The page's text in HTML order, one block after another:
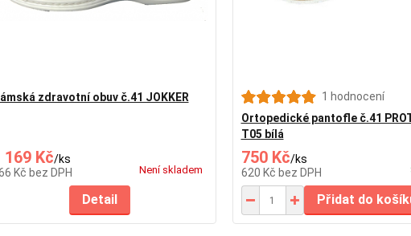
zdravotní obuv č.41 JOKKER
169 Kč/ks
Kč bez DPH Není skladem
Detail
1 hodnocení
Ortopedické pantofle č.41
T05 bílá
750 Kč/ks
620 Kč bez DPH
Přidat do